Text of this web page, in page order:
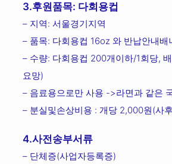
3.후원품목: 다회용컵
– 지역: 서울경기지역
– 품목: 다회용컵 16oz 와 반납안내배
– 수량: 다회용컵 200개이하/1회당,
요망)
– 음료용으로만 사용 ->라면과 같은
– 분실및손상비용 : 개당 2,000원(사
4.사전송부서류
– 단체증(사업자등록증)